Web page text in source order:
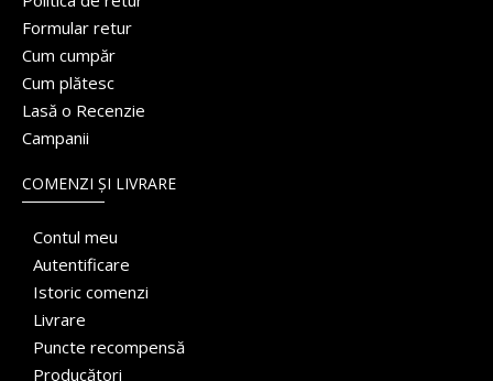
Formular retur
Cum cumpăr
Cum plătesc
Lasă o Recenzie
Campanii
COMENZI ȘI LIVRARE
Contul meu
Autentificare
Istoric comenzi
Livrare
Puncte recompensă
Producători